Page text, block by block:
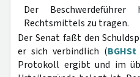
Der
Rechtsmittels zu tragen.
Der Senat faßt den
er sich verbindlich (
Protokoll ergibt und im